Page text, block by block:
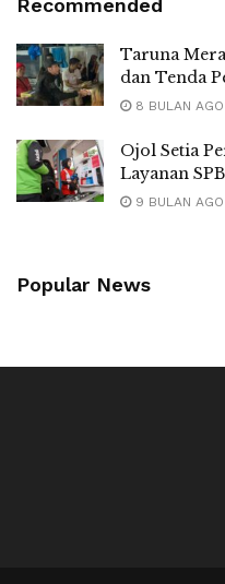
Recommended
Taruna
dan Tenda
8 BULAN AGO
Ojol Setia
Layanan
9 BULAN AGO
Popular News